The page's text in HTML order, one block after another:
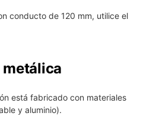
conducto de 120 mm, utilice el
metálica
está fabricado con materiales
y aluminio).